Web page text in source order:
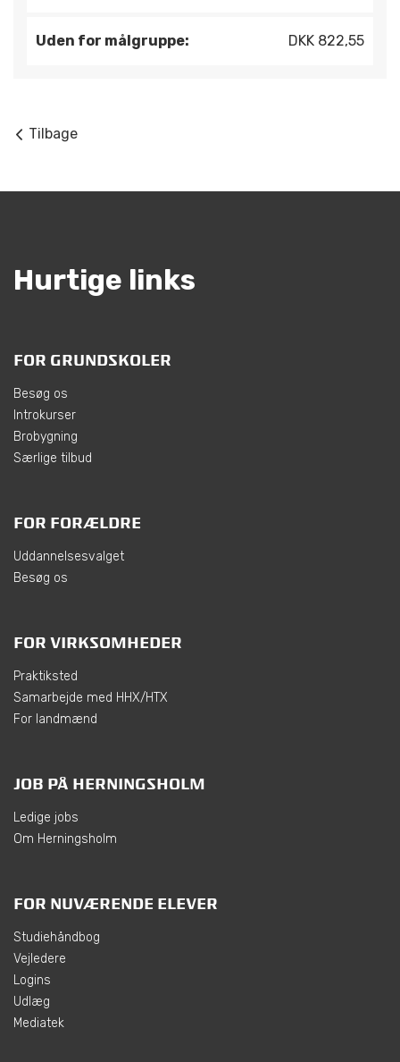
Uden for målgruppe: DKK 822,55
Tilbage
Hurtige links
FOR GRUNDSKOLER
Besøg os
Introkurser
Brobygning
Særlige tilbud
FOR FORÆLDRE
Uddannelsesvalget
Besøg os
FOR VIRKSOMHEDER
Praktiksted
Samarbejde med HHX/HTX
For landmænd
JOB PÅ HERNINGSHOLM
Ledige jobs
Om Herningsholm
FOR NUVÆRENDE ELEVER
Studiehåndbog
Vejledere
Logins
Udlæg
Mediatek